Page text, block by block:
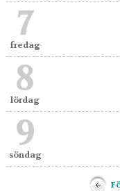
7
fredag
8
lördag
9
söndag